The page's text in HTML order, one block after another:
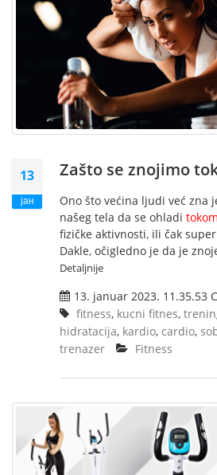
13
јан
Zašto se znojimo
Ono što većina ljudi već zna
našeg tela da se ohladi
fizičke aktivnosti, ili čak
Dakle, očigledno je da je
Detaljnije
13. januar 2023. 11.35.53
fitness, kucni fitnes,
hidratacija, kardio, cardio,
trenazer
Fitness